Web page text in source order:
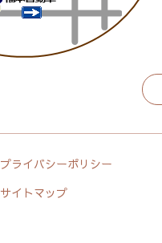
プライバシーポリシー
サイトマップ